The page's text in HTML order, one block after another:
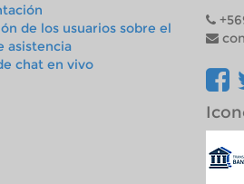
de los usuarios sobre el
asistencia
chat en vivo